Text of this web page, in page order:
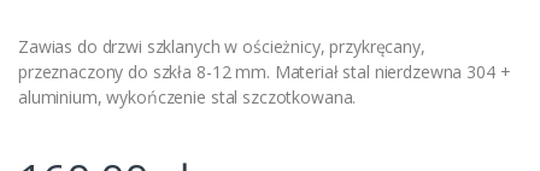
Zawias do drzwi szklanych w ościeżnicy, przykręcany,
przeznaczony do szkła 8-12 mm. Materiał stal nierdzewna 304 +
aluminium, wykończenie stal szczotkowana.